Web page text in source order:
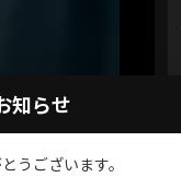
知らせ
うございます。